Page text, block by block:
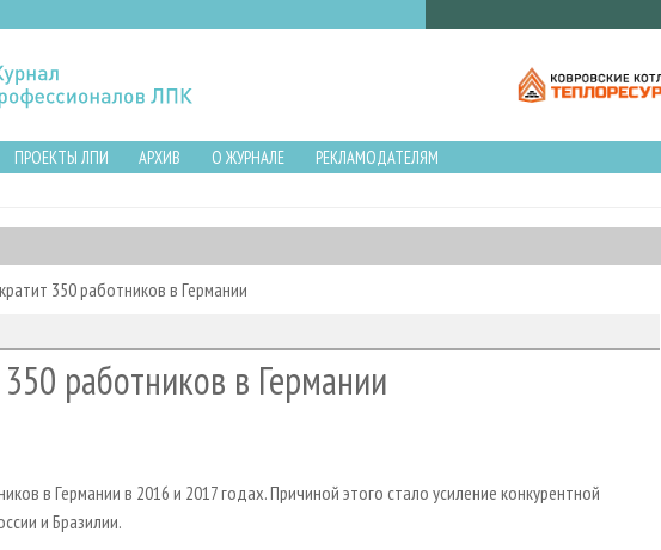
ПРОЕКТЫ ЛПИ АРХИВ О ЖУРНАЛЕ
РЕКЛАМОДАТЕЛЯМ
350 работников в Германии
работников в Германии
в Германии в 2016 и 2017 годах. Причиной этого стало усиление конкурентной
и Бразилии.